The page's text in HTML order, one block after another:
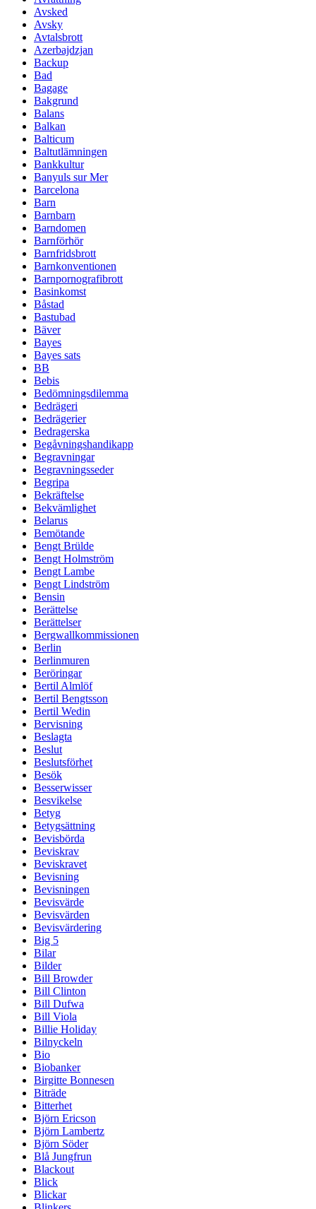
Avsked
Avsky
Avtalsbrott
Azerbajdzjan
Backup
Bad
Bagage
Bakgrund
Balans
Balkan
Balticum
Baltutlämningen
Bankkultur
Banyuls sur Mer
Barcelona
Barn
Barnbarn
Barndomen
Barnförhör
Barnfridsbrott
Barnkonventionen
Barnpornografibrott
Basinkomst
Båstad
Bastubad
Bäver
Bayes
Bayes sats
BB
Bebis
Bedömningsdilemma
Bedrägeri
Bedrägerier
Bedragerska
Begåvningshandikapp
Begravningar
Begravningsseder
Begripa
Bekräftelse
Bekvämlighet
Belarus
Bemötande
Bengt Brülde
Bengt Holmström
Bengt Lambe
Bengt Lindström
Bensin
Berättelse
Berättelser
Bergwallkommissionen
Berlin
Berlinmuren
Beröringar
Bertil Almlöf
Bertil Bengtsson
Bertil Wedin
Bervisning
Beslagta
Beslut
Beslutsförhet
Besök
Besserwisser
Besvikelse
Betyg
Betygsättning
Bevisbörda
Beviskrav
Beviskravet
Bevisning
Bevisningen
Bevisvärde
Bevisvärden
Bevisvärdering
Big 5
Bilar
Bilder
Bill Browder
Bill Clinton
Bill Dufwa
Bill Viola
Billie Holiday
Bilnyckeln
Bio
Biobanker
Birgitte Bonnesen
Biträde
Bitterhet
Björn Ericson
Björn Lambertz
Björn Söder
Blå Jungfrun
Blackout
Blick
Blickar